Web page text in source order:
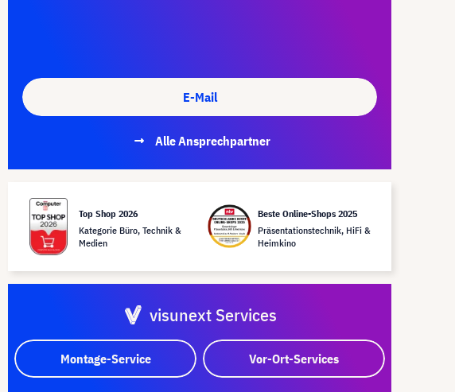
E-Mail
Alle Ansprechpartner
Top Shop 2026
Kategorie Büro, Technik &
Medien
Beste Online-Shops 2025
Präsentationstechnik, HiFi &
Heimkino
visunext Services
Montage-Service Vor-Ort-Services